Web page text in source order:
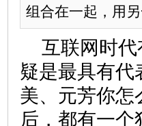
组合在一起，用
互联网时
疑是最具有代
美、元芳你
后，都有一